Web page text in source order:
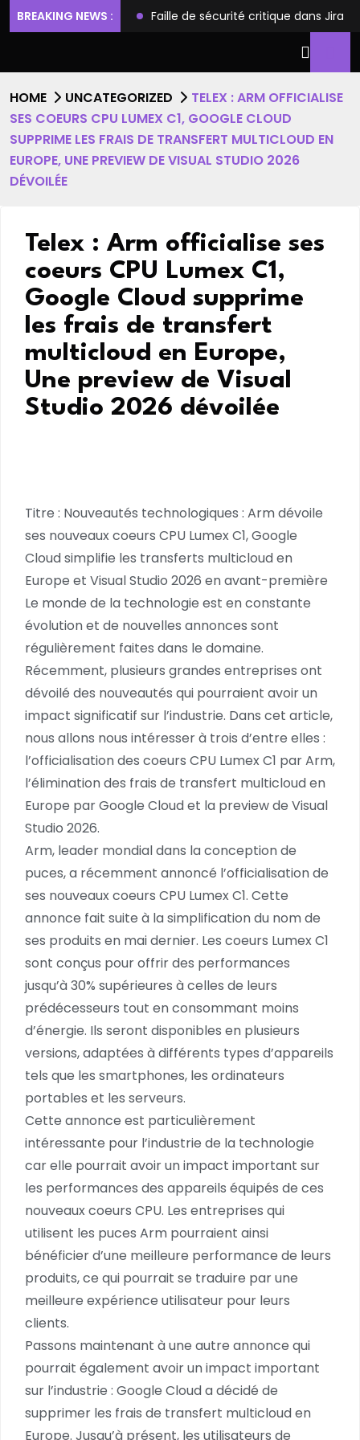
BREAKING NEWS :
et l’accès root Faille de sécurité critique dans Jira
HOME UNCATEGORIZED
TELEX : ARM OFFICIALISE
SES COEURS CPU LUMEX C1, GOOGLE CLOUD
SUPPRIME LES FRAIS DE TRANSFERT MULTICLOUD EN
EUROPE, UNE PREVIEW DE VISUAL STUDIO 2026
DÉVOILÉE
Telex : Arm officialise ses
coeurs CPU Lumex C1,
Google Cloud supprime
les frais de transfert
multicloud en Europe,
Une preview de Visual
Studio 2026 dévoilée
Titre : Nouveautés technologiques : Arm dévoile
ses nouveaux coeurs CPU Lumex C1, Google
Cloud simplifie les transferts multicloud en
Europe et Visual Studio 2026 en avant-première
Le monde de la technologie est en constante
évolution et de nouvelles annonces sont
régulièrement faites dans le domaine.
Récemment, plusieurs grandes entreprises ont
dévoilé des nouveautés qui pourraient avoir un
impact significatif sur l’industrie. Dans cet article,
nous allons nous intéresser à trois d’entre elles :
l’officialisation des coeurs CPU Lumex C1 par Arm,
l’élimination des frais de transfert multicloud en
Europe par Google Cloud et la preview de Visual
Studio 2026.
Arm, leader mondial dans la conception de
puces, a récemment annoncé l’officialisation de
ses nouveaux coeurs CPU Lumex C1. Cette
annonce fait suite à la simplification du nom de
ses produits en mai dernier. Les coeurs Lumex C1
sont conçus pour offrir des performances
jusqu’à 30% supérieures à celles de leurs
prédécesseurs tout en consommant moins
d’énergie. Ils seront disponibles en plusieurs
versions, adaptées à différents types d’appareils
tels que les smartphones, les ordinateurs
portables et les serveurs.
Cette annonce est particulièrement
intéressante pour l’industrie de la technologie
car elle pourrait avoir un impact important sur
les performances des appareils équipés de ces
nouveaux coeurs CPU. Les entreprises qui
utilisent les puces Arm pourraient ainsi
bénéficier d’une meilleure performance de leurs
produits, ce qui pourrait se traduire par une
meilleure expérience utilisateur pour leurs
clients.
Passons maintenant à une autre annonce qui
pourrait également avoir un impact important
sur l’industrie : Google Cloud a décidé de
supprimer les frais de transfert multicloud en
Europe. Jusqu’à présent, les utilisateurs de